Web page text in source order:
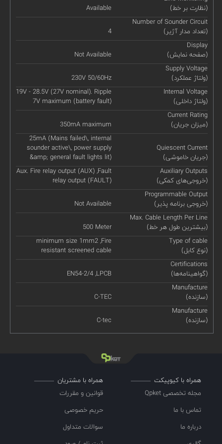
(نظارت بر خط)
Available
Number of Sounder Circuit
(تعداد مدار آژیر)
4
Display
(صفحه نمایش)
Not Available
Supply Voltage
(ولتاژ عملکرد)
230V 50/60Hz
Internal Voltage
(ولتاژ داخلی)
19V - 28.5V (27V nominal). Ripple
7V maximum (battery fault)
Current Rating
(میزان جریان)
350mA maximum
Quiescent Current
(جریان خاموشی)
25mA (Mains failed\, internal
sounder active\, power supply
&amp; general fault lights lit)
Auxiliary Outputs
(خروجی‌های کمکی)
Aux. Fire relay output (AUX) ,Fault
relay output (FAULT)
Programmable Output
(خروجی برنامه پذیر)
Not Available
Max. Cable Length Per Line
(بیشترین طول هر خط)
500 Meter
Type of cable
(نوع کابل)
minimum size 1mm2 ,Fire
resistant screened cable
Certifications
(گواهینامه‌ها)
EN54-2/4 ,LPCB
Manufacture
(سازنده)
C-TEC
Manufacture
(سازنده)
C-tec
همراه با کیوپیکت
مجله تخصصی Qpket
تماس با ما
درباره ما
همراه با مشتریان
قوانین و مقررات
حریم خصوصی
سوالات متداول